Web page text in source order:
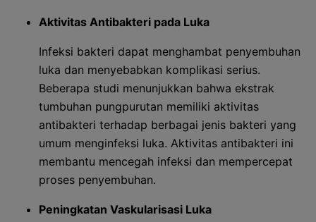
Aktivitas Antibakteri pada Luka
Infeksi bakteri dapat menghambat penyembuhan
luka dan menyebabkan komplikasi serius.
Beberapa studi menunjukkan bahwa ekstrak
tumbuhan pungpurutan memiliki aktivitas
antibakteri terhadap berbagai jenis bakteri yang
umum menginfeksi luka. Aktivitas antibakteri ini
membantu mencegah infeksi dan mempercepat
proses penyembuhan.
Peningkatan Vaskularisasi Luka